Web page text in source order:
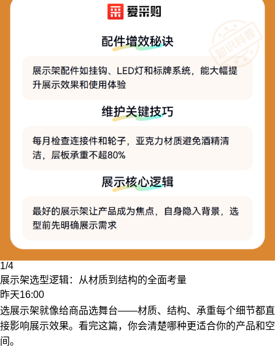
1/4
展示架选型逻辑：从材质到结构的全面考量
昨天16:00
选展示架就像给商品选舞台——材质、结构、承重每个细节都直
接影响展示效果。看完这篇，你会清楚哪种更适合你的产品和空
间。